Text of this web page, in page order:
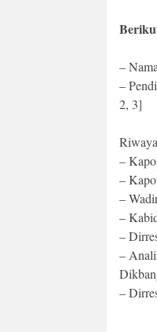
–
–
2, 3]
–
–
–
–
–
–
–